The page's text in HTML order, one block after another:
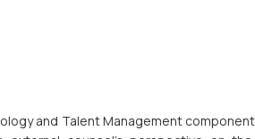
and Talent Management